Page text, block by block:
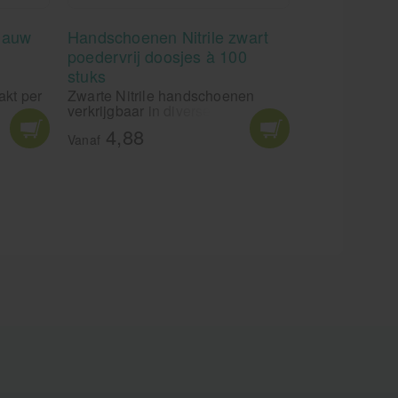
per
en
Handschoenen Nitrile zwart
poedervrij doosjes à 100
stuks
Zwarte Nitrile handschoenen
verkrijgbaar in diverse maten.
Soft-Nitrile handschoenen nodig
in de kleur zwart? Bestel ze bij
Vanaf 4,88